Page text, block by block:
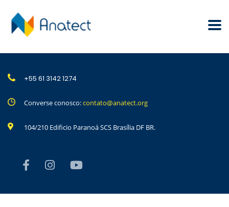
+55 61 3142 1274
Converse conosco:contato@anatect.org
104/210 Edificio Paranoá SCS Brasília DF BR.